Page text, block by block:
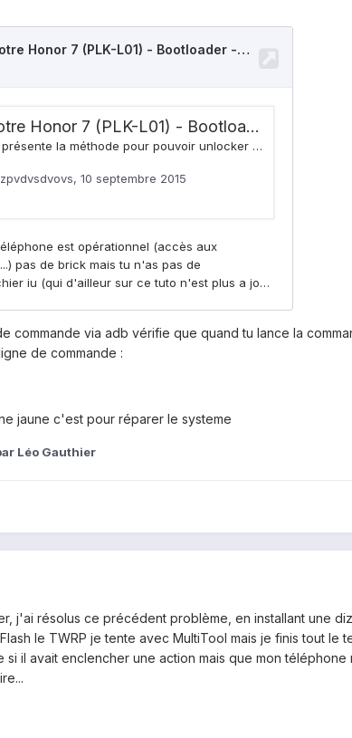
commande via adb vérifie que quand tu lance la
de commande :
jaune c'est pour réparer le systeme
Léo Gauthier
j'ai résolus ce précédent problème, en installant une
le TWRP je tente avec MultiTool mais je finis tout
il avait enclencher une action mais que mon